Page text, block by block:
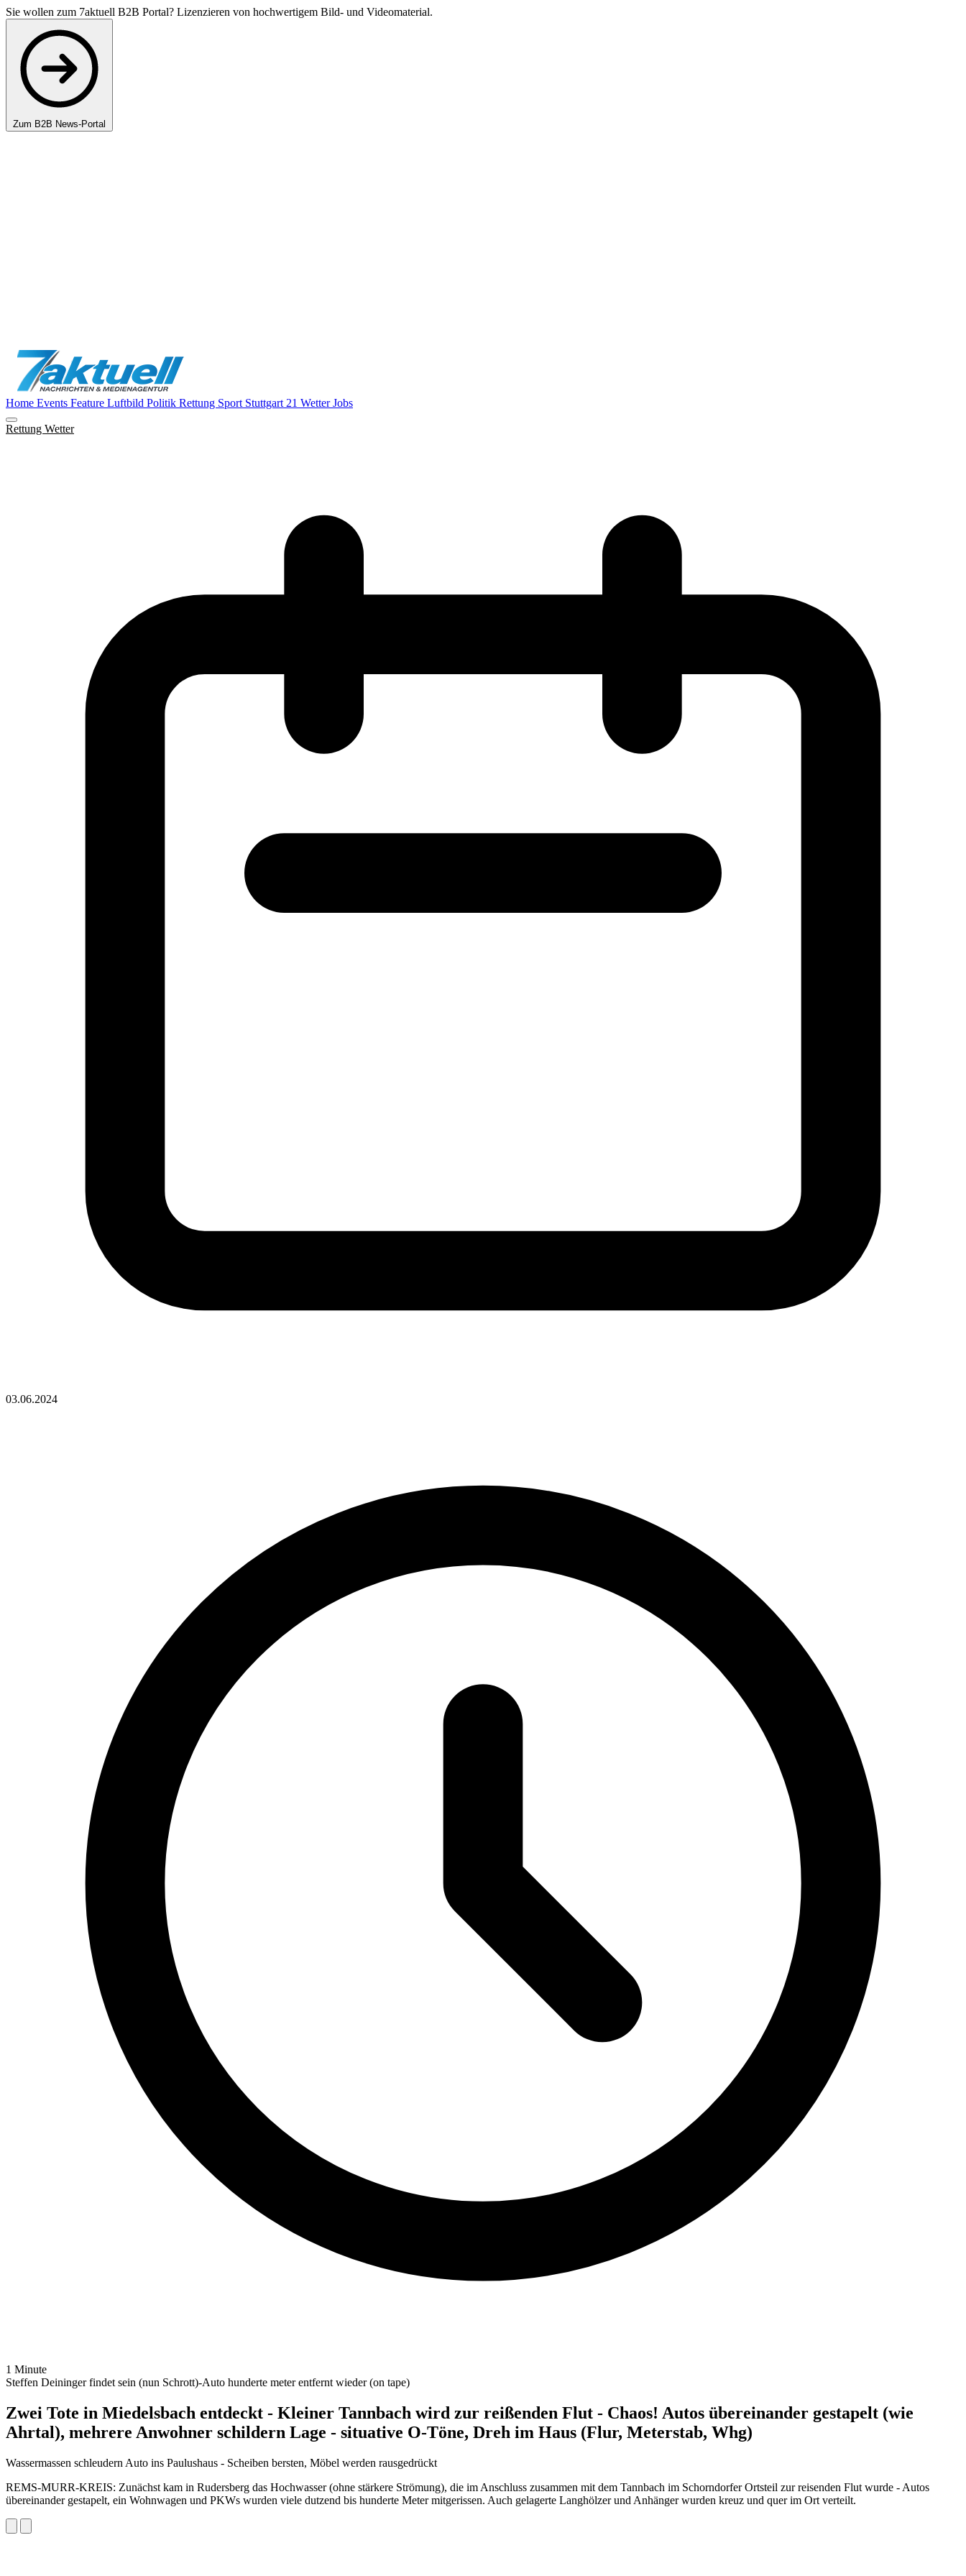
Sie wollen zum 7aktuell B2B Portal? Lizenzieren von hochwertigem Bild- und Videomaterial.
Zum B2B News-Portal
Home Events Feature Luftbild Politik Rettung Sport Stuttgart 21 WetterJobs
Rettung Wetter
03.06.2024
1 Minute
Steffen Deininger findet sein (nun Schrott)-Auto hunderte meter entfernt wieder (on tape)
Zwei Tote in Miedelsbach entdeckt - Kleiner Tannbach wird zur reißenden Flut - Chaos! Autos übereinander gestapelt (wie
Ahrtal), mehrere Anwohner schildern Lage - situative O-Töne, Dreh im Haus (Flur, Meterstab, Whg)
Wassermassen schleudern Auto ins Paulushaus - Scheiben bersten, Möbel werden rausgedrückt
REMS-MURR-KREIS: Zunächst kam in Rudersberg das Hochwasser (ohne stärkere Strömung), die im Anschluss zusammen mit dem Tannbach im Schorndorfer Ortsteil zur reisenden Flut wurde - Autos
übereinander gestapelt, ein Wohnwagen und PKWs wurden viele dutzend bis hunderte Meter mitgerissen. Auch gelagerte Langhölzer und Anhänger wurden kreuz und quer im Ort verteilt.